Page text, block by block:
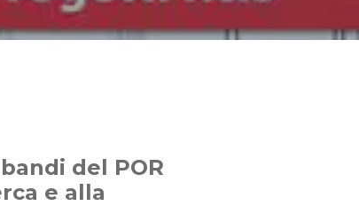
del POR
e alla